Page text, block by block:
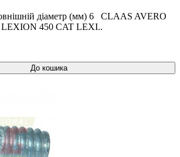
діаметр (мм) 6 CLAAS AVERO
450 CAT LEXI..
До кошика